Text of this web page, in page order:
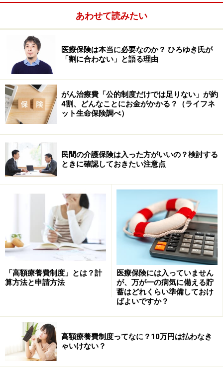
東京都の子ども医療費助成の概要
東京都の子ども医療費助成は、小学校に就学するまで
（6歳に達する日以後の最初の3月31日まで）の乳幼児医
療費助成（マル乳）と、小学生・中学生（6歳に達する
日の翌日以後の最初の4月1日から15歳に達する日以後の
最初の3月31日までの間にある児童）の義務教育就学児
医療費助成（マル子）に分かれています。
■乳幼児医療費の助成（マル乳）
入院や通院での健康保険の自己負担分を全額助成（入院
時食事療養標準負担額を除く）
■義務教育就学児医療費の助成（マル子）
・入院……健康保険の自己負担額を全額助成（入院時食事
・通院……健康保険の自己負担額から一部負担金（通院1
回につき200円（上限額））を控除した額を助成
マル乳もマル子も、健康診断や予防接種の費用、薬の容
器代、差額ベッド代等は、助成の対象になりません。紹
介状を持たずに大きな病院（200床以上）で受診した場
合の初診料も助成の対象にはならないので、注意が必要
あわせて読みたい
医療保険は本当に必要なのか？ ひろゆき氏が
「割に合わない」と語る理由
がん治療費「公的制度だけでは足りない」が約
4割、どんなことにお金がかかる？（ライフネ
ット生命保険調べ）
民間の介護保険は入った方がいいの？検討する
ときに確認しておきたい注意点
「高額療養費制度」とは？計
算方法と申請方法
医療保険には入っていません
が、万が一の病気に備える貯
蓄はどれくらい準備しておけ
ばよいですか？
高額療養費制度ってなに？10万円は払わなき
ゃいけない？